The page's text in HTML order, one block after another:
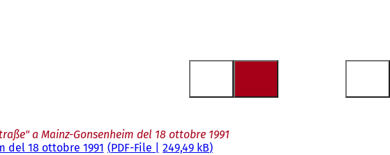
a Mainz-Gonsenheim del 18 ottobre 1991
del 18 ottobre 1991 PDF-File 249,49 kB